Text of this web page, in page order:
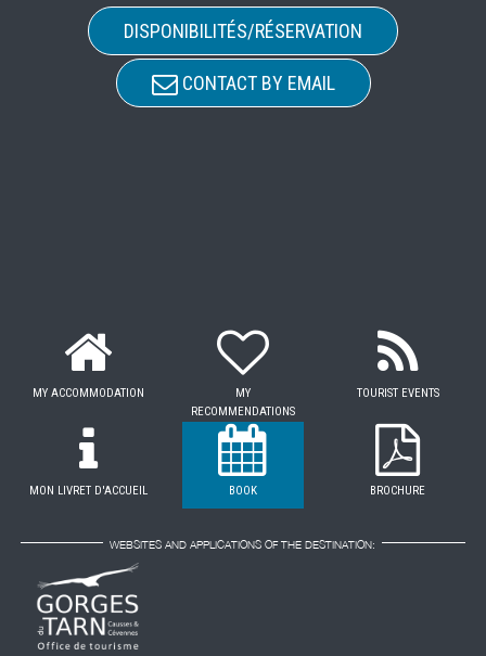
DISPONIBILITÉS/RÉSERVATION
CONTACT BY EMAIL
MY ACCOMMODATION
MY
RECOMMENDATIONS
TOURIST EVENTS
MON LIVRET D'ACCUEIL BOOK BROCHURE
WEBSITES AND APPLICATIONS OF THE DESTINATION: